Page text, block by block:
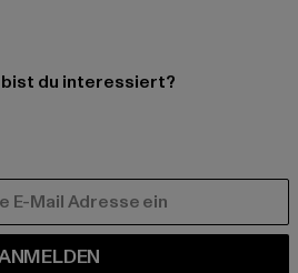
du interessiert?